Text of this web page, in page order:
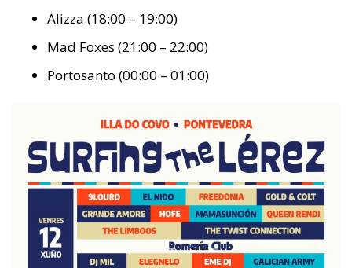
Alizza (18:00 – 19:00)
Mad Foxes (21:00 – 22:00)
Portosanto (00:00 – 01:00)